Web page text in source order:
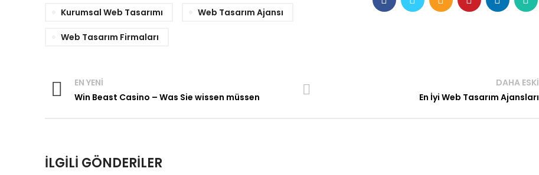
Kurumsal Web Tasarımı Web Tasarım Ajansı
Web Tasarım Firmaları
EN YENI
Win Beast Casino – Was Sie wissen müssen
DAHA ESKI
En İyi Web Tasarım Ajansları
İLGILI GÖNDERILER